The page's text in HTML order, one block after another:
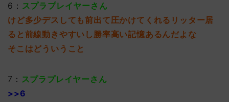
6： スプラプレイヤーさん
けど多少デスしても前出て圧かけてくれるリッター居
ると前線動きやすいし勝率高い記憶あるんだよな
そこはどういうこと
7： スプラプレイヤーさん
>>6